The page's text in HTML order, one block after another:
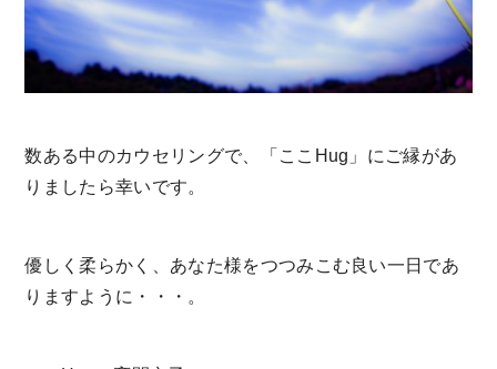
数ある中のカウセリングで、「ここHug」にご縁があ
りましたら幸いです。
優しく柔らかく、あなた様をつつみこむ良い一日であ
りますように・・・。